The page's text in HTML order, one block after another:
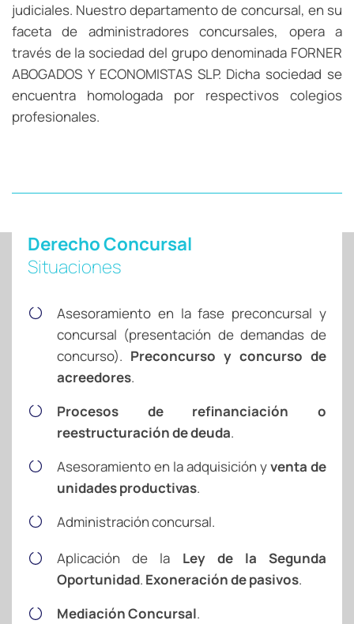
judiciales. Nuestro departamento de concursal, en su
faceta de administradores concursales, opera a
través de la sociedad del grupo denominada FORNER
ABOGADOS Y ECONOMISTAS SLP. Dicha sociedad se
encuentra homologada por respectivos colegios
profesionales.
Derecho Concursal
Situaciones
Asesoramiento en la fase preconcursal y
concursal (presentación de demandas de
concurso). Preconcurso y concurso de
acreedores.
Procesos de refinanciación o
reestructuración de deuda.
Asesoramiento en la adquisición yventa de
unidades productivas.
Administración concursal.
Aplicación de la Ley de la Segunda
Oportunidad. Exoneración de pasivos.
Mediación Concursal.